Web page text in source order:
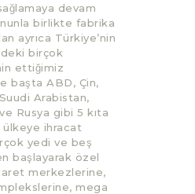
devam
birlikte fabrika
ayrıca Türkiye’nin
birçok
ettiğimiz
başta ABD, Çin,
Arabistan,
Rusya gibi 5 kıta
ihracat
yedi ve beş
başlayarak özel
merkezlerine,
mega